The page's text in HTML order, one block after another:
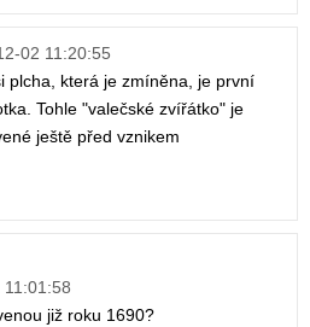
02 11:20:55
plcha, která je zmíněna, je první
Tohle "valečské zvířátko" je
ještě před vznikem
již roku 1690?